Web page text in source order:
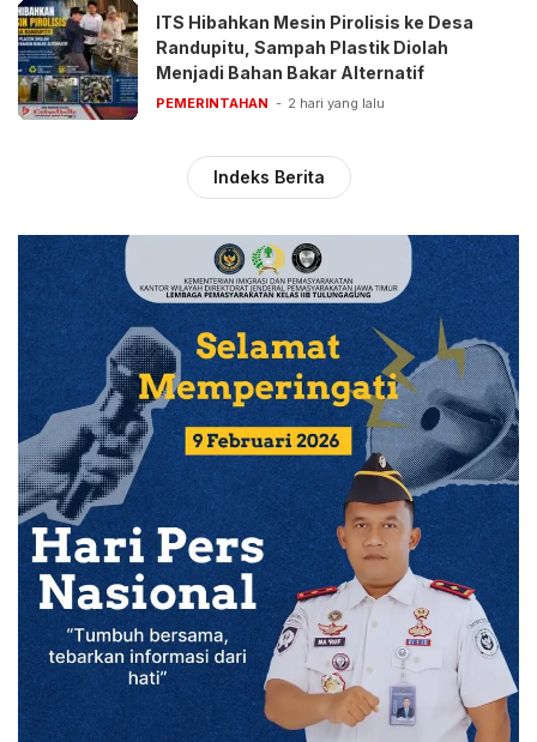
ITS Hibahkan Mesin Pirolisis ke Desa
Randupitu, Sampah Plastik Diolah
Menjadi Bahan Bakar Alternatif
PEMERINTAHAN 2 hari yang lalu
Indeks Berita